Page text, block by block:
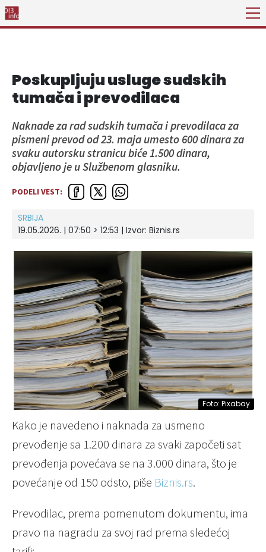
Poskupljuju usluge sudskih
tumača i prevodilaca
Naknade za rad sudskih tumača i prevodilaca za
pismeni prevod od 23. maja umesto 600 dinara za
svaku autorsku stranicu biće 1.500 dinara,
objavljeno je u Službenom glasniku.
PODELI VEST:
SRBIJA
19.05.2026. | 07:50 > 12:53 | Izvor: Biznis.rs
Foto: Pixabay
Kako je navedeno i naknada za usmeno
prevođenje sa 1.200 dinara za svaki započeti sat
prevođenja povećava se na 3.000 dinara, što je
povećanje od 150 odsto, piše Biznis.rs.
Prevodilac, prema pomenutom dokumentu, ima
pravo na nagradu za svoj rad prema sledećoj